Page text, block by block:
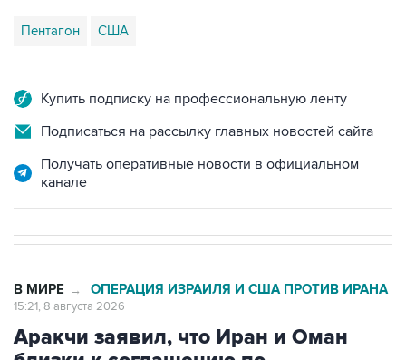
Пентагон США
Купить подписку на профессиональную ленту
Подписаться на рассылку главных новостей сайта
Получать оперативные новости в официальном
канале
В МИРЕ → ОПЕРАЦИЯ ИЗРАИЛЯ И США ПРОТИВ ИРАНА
15:21, 8 августа 2026
Аракчи заявил, что Иран и Оман